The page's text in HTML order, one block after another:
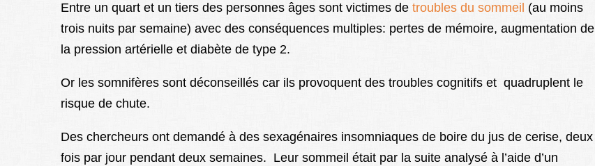
Entre un quart et un tiers des personnes âges sont victimes de troubles du sommeil (au moins
trois nuits par semaine) avec des conséquences multiples: pertes de mémoire, augmentation de
la pression artérielle et diabète de type 2.
Or les somnifères sont déconseillés car ils provoquent des troubles cognitifs et quadruplent le
risque de chute.
Des chercheurs ont demandé à des sexagénaires insomniaques de boire du jus de cerise, deux
fois par jour pendant deux semaines. Leur sommeil était par la suite analysé à l’aide d’un